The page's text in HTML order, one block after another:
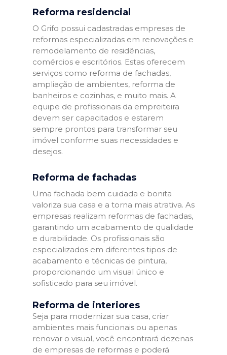
Reforma residencial
O Grifo possui cadastradas empresas de
reformas especializadas em renovações e
remodelamento de residências,
comércios e escritórios. Estas oferecem
serviços como reforma de fachadas,
ampliação de ambientes, reforma de
banheiros e cozinhas, e muito mais. A
equipe de profissionais da empreiteira
devem ser capacitados e estarem
sempre prontos para transformar seu
imóvel conforme suas necessidades e
desejos.
Reforma de fachadas
Uma fachada bem cuidada e bonita
valoriza sua casa e a torna mais atrativa. As
empresas realizam reformas de fachadas,
garantindo um acabamento de qualidade
e durabilidade. Os profissionais são
especializados em diferentes tipos de
acabamento e técnicas de pintura,
proporcionando um visual único e
sofisticado para seu imóvel.
Reforma de interiores
Seja para modernizar sua casa, criar
ambientes mais funcionais ou apenas
renovar o visual, você encontrará dezenas
de empresas de reformas e poderá